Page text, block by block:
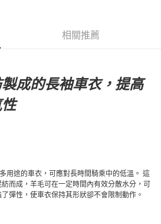
相關推薦
成的長袖車衣，提高
用途的車衣，可應對長時間騎乘中的低溫。 這
而成，羊毛可在一定時間內有效分散水分，可
彈性，使車衣保持其形狀卻不會限制動作。